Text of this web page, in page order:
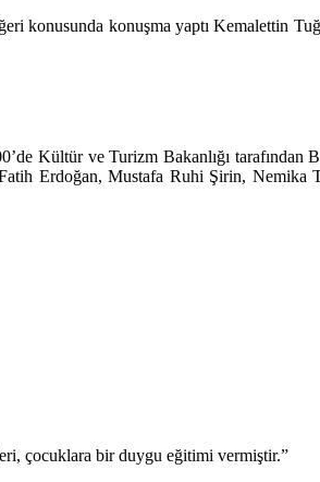
konusunda konuşma yaptı Kemalettin
Kültür ve Turizm Bakanlığı
Erdoğan, Mustafa Ruhi Şirin, Nemika
çocuklara bir duygu eğitimi vermiştir.”